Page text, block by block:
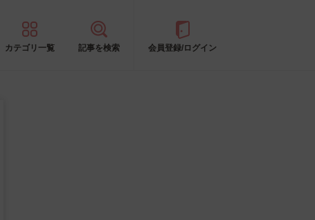
カテゴリ一覧 記事を検索 会員登録/ログイン